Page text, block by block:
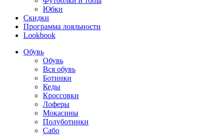
Юбки
Скидки
Программа лояльности
Lookbook
Обувь
Обувь
Вся обувь
Ботинки
Кеды
Кроссовки
Лоферы
Мокасины
Полуботинки
Сабо